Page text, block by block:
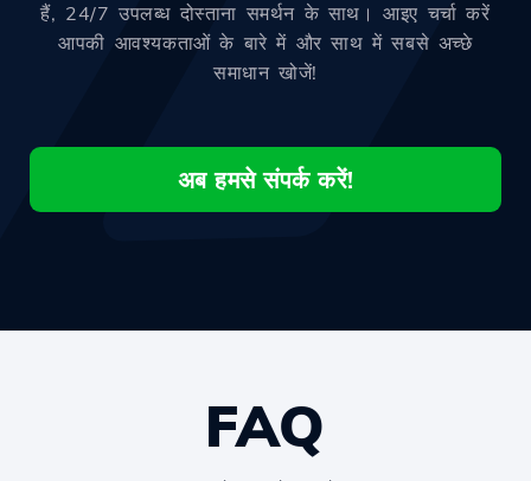
हैं, 24/7 उपलब्ध दोस्ताना समर्थन के साथ। आइए चर्चा करें
आपकी आवश्यकताओं के बारे में और साथ में सबसे अच्छे
समाधान खोजें!
अब हमसे संपर्क करें!
FAQ